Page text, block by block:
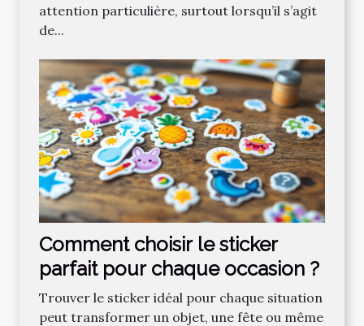
attention particulière, surtout lorsqu’il s’agit
de...
Comment choisir le sticker
parfait pour chaque occasion ?
Trouver le sticker idéal pour chaque situation
peut transformer un objet, une fête ou même